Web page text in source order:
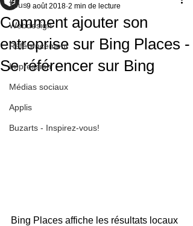
Tous
Webdesign
Référencement
Impression
Médias sociaux
Applis
Buzarts - Inspirez-vous!
Comment ajouter son
entreprise sur Bing Places -
Se référencer sur Bing
9 août 2018 2 min de lecture
Bing Places affiche les résultats locaux